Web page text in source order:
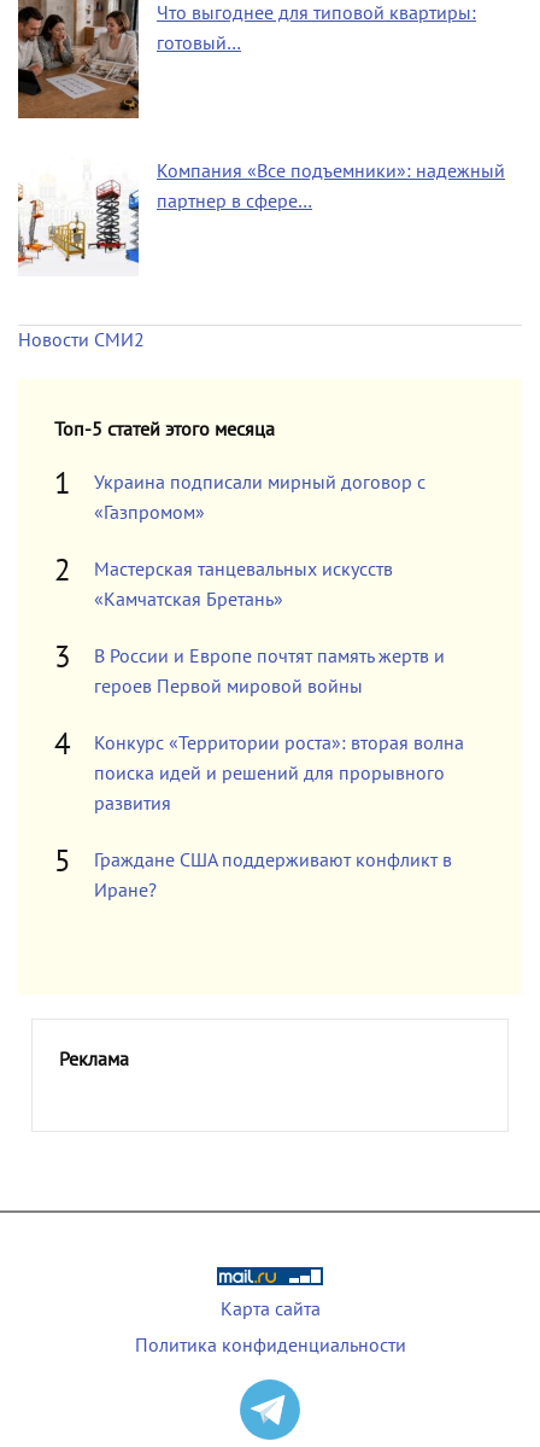
Что выгоднее для типовой квартиры:
готовый…
Компания «Все подъемники»: надежный
партнер в сфере…
Новости СМИ2
Топ-5 статей этого месяца
Украина подписали мирный договор с
«Газпромом»
Мастерская танцевальных искусств
«Камчатская Бретань»
В России и Европе почтят память жертв и
героев Первой мировой войны
Конкурс «Территории роста»: вторая волна
поиска идей и решений для прорывного
развития
Граждане США поддерживают конфликт в
Иране?
Реклама
Карта сайта
Политика конфиденциальности